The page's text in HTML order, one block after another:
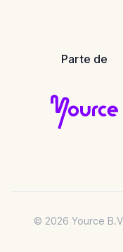
Parte de
© 2026 Yource